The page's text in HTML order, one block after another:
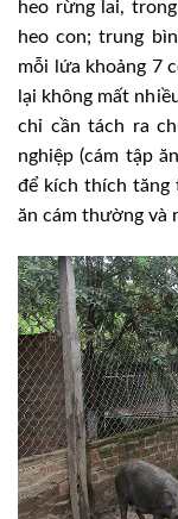
heo rừng lai,
heo con; trung
mỗi lứa khoảng 7
lại không mất
chỉ cần tách ra
nghiệp (cám tập
để kích thích tăng
ăn cám thường và